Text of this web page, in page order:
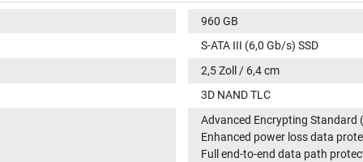
960 GB
S-ATA III (6,0 Gb/s) SSD
2,5 Zoll / 6,4 cm
3D NAND TLC
Advanced Encrypting Standard
Enhanced power loss data
Full end-to-end data path